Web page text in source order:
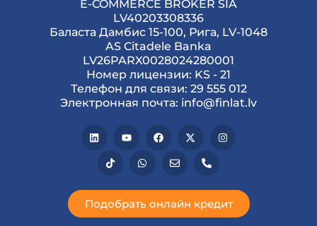
E-COMMERCE BROKER SIA
LV40203308336
Баласта Дамбис 15-100, Рига, LV-1048
AS Citadele Banka
LV26PARX0028024280001
Номер лицензии: KS - 21
Телефон для связи: 29 555 012
Электронная почта: info@finlat.lv
Подобрать онлайн кредит